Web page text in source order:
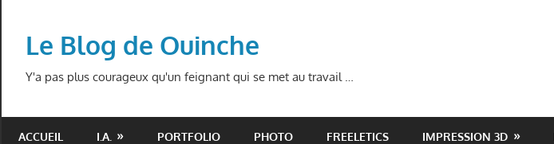
contentLe Blog de Ouinche
Y'a pas plus courageux qu'un feignant qui se met au travail …
ACCUEIL I.A. PORTFOLIO PHOTO FREELETICS IMPRESSION 3D